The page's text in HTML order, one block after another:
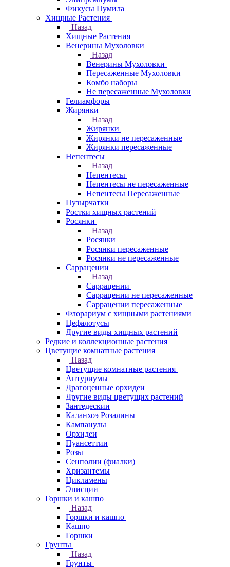
Фикусы Пумила
Хищные Растения
Назад
Хищные Растения
Венерины Мухоловки
Назад
Венерины Мухоловки
Пересаженные Мухоловки
Комбо наборы
Не пересаженные Мухоловки
Гелиамфоры
Жирянки
Назад
Жирянки
Жирянки не пересаженные
Жирянки пересаженные
Непентесы
Назад
Непентесы
Непентесы не пересаженные
Непентесы Пересаженные
Пузырчатки
Ростки хищных растений
Росянки
Назад
Росянки
Росянки пересаженные
Росянки не пересаженные
Саррацении
Назад
Саррацении
Саррацении не пересаженные
Саррацении пересаженные
Флорариум с хищными растениями
Цефалотусы
Другие виды хищных растений
Редкие и коллекционные растения
Цветущие комнатные растения
Назад
Цветущие комнатные растения
Антуриумы
Драгоценные орхидеи
Другие виды цветущих растений
Зантедескии
Каланхоэ Розалины
Кампанулы
Орхидеи
Пуансеттии
Розы
Сенполии (фиалки)
Хризантемы
Цикламены
Эписции
Горшки и кашпо
Назад
Горшки и кашпо
Кашпо
Горшки
Грунты
Назад
Грунты